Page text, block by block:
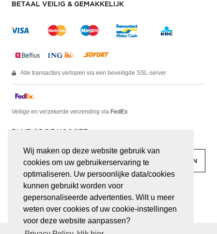
Wij maken op deze website gebruik van
cookies om uw gebruikerservaring te
optimaliseren. Uw persoonlijke data/cookies
kunnen gebruikt worden voor
gepersonaliseerde advertenties. Wilt u meer
weten over cookies of uw cookie-instellingen
voor deze website aanpassen?
BETAAL VEILIG & GEMAKKELIJK
Alle transacties verlopen via een beveiligde SSL-server
Veilige en verzekerde verzending via FedEx
BLIJF OP DE HOOGTE
facebook linkedin
© JUWELEN HAESEVOETS 2026